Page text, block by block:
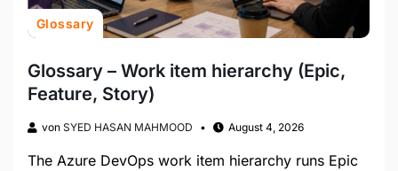
Glossary
Glossary – Work item hierarchy (Epic,
Feature, Story)
von SYED HASAN MAHMOOD August 4, 2026
The Azure DevOps work item hierarchy runs Epic